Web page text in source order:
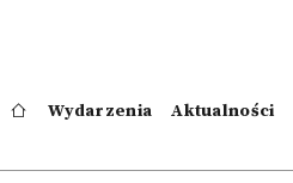
Wydarzenia Aktualności